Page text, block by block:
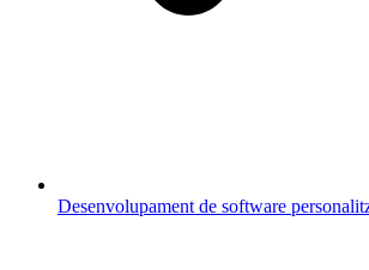
Desenvolupament de software